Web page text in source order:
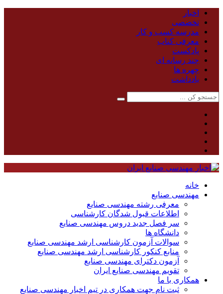
اخبار
تخصصی
مدرسه کسب و کار
معرفی کتاب
پادکست
چند رسانه ای
چهره ها
یادداشت
خانه
مهندسی صنایع
معرفی رشته مهندسی صنایع
اطلاعات قبول شدگان کارشناسی
سر فصل جدید دروس مهندسی صنایع
دانشگاه ها
سوالات آزمون کارشناسی ارشد مهندسی صنایع
منابع کنکور کارشناسی ارشد مهندسی صنایع
آزمون دکترای مهندسی صنایع
تقویم مهندسی صنایع ایران
همکاری با ما
ثبت نام جهت همکاری در تیم اخبار مهندسی صنایع